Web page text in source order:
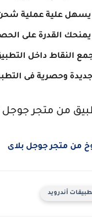
يسهل علية عملية شحن
يمنحك القدرة على
النقاط داخل
وحصرية فى
من متجر جوجل
من متجر جوجل بلاى
أندرويد